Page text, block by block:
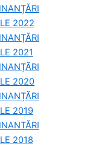
2022
2021
2020
2019
2018